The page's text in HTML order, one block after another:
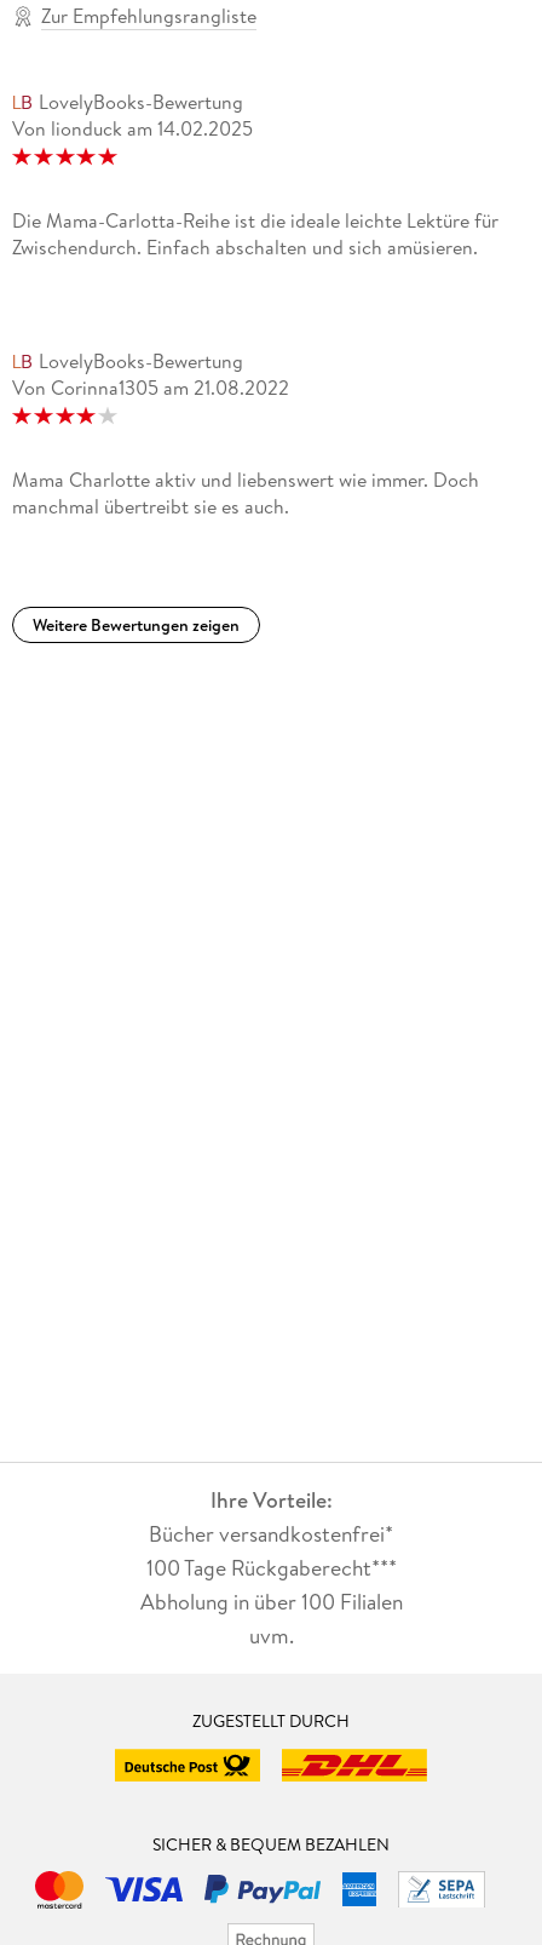
Zur Empfehlungsrangliste
LovelyBooks-Bewertung
Von lionduck am 14.02.2025
Die Mama-Carlotta-Reihe ist die ideale leichte Lektüre für
Zwischendurch. Einfach abschalten und sich amüsieren.
LovelyBooks-Bewertung
Von Corinna1305 am 21.08.2022
Mama Charlotte aktiv und liebenswert wie immer. Doch
manchmal übertreibt sie es auch.
Weitere Bewertungen zeigen
Ihre Vorteile:
Bücher versandkostenfrei*
100 Tage Rückgaberecht***
Abholung in über 100 Filialen
uvm.
ZUGESTELLT DURCH
SICHER & BEQUEM BEZAHLEN